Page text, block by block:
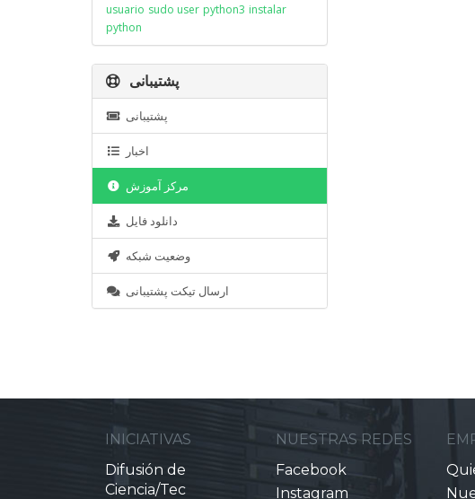
usuario sudo user python3 instalar
python
پشتیبانی
پشتیبانی
اخبار
مرکز آموزش
دانلود فایل
وضعیت شبکه
ارسال تیکت پشتیبانی
INICIATIVAS
Difusión de
Ciencia/Tec
NUESTRAS REDES
Facebook
Instagram